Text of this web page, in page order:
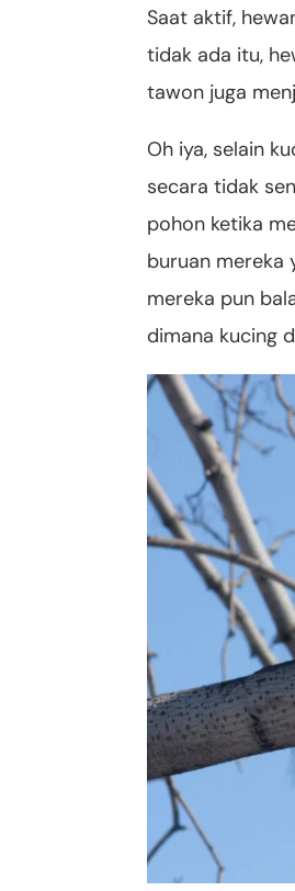
Saat aktif,
tidak ada itu,
tawon juga
Oh iya, selain
secara tidak
pohon ketika
buruan mereka
mereka pun
dimana kucing